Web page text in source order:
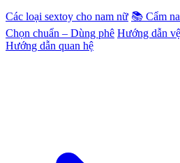
Các loại sextoy cho nam nữ 📚 Cẩm
Chọn chuẩn – Dùng phê Hướng dẫn
Hướng dẫn quan hệ